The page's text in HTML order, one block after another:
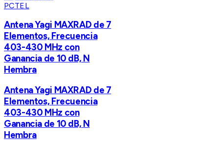
PCTEL
Antena Yagi MAXRAD de 7
Elementos, Frecuencia
403-430 MHz con
Ganancia de 10 dB, N
Hembra
Antena Yagi MAXRAD de 7
Elementos, Frecuencia
403-430 MHz con
Ganancia de 10 dB, N
Hembra